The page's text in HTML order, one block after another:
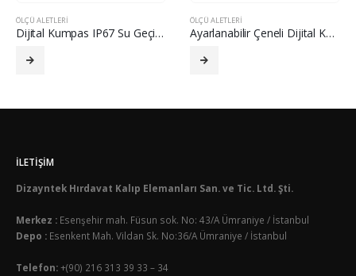
ÖLÇÜ ALETLERI
Dijital Kumpas IP67 Su Geçirmez – ASİMETO
ÖLÇÜ ALETLERI
Ayarlanabilir Çeneli Dijital Kumpas – ASİMETO
İLETIŞIM
Dizayntek Hırdavat Kalıp Elemanları San. ve Tic. Ltd. Şti.
Merkez : Esenşehir mah. Füsun sok. No: 43/A Ümraniye / İstanbul
Depo : Esenkent Mah. Vildan Sk. No:36/A Ümraniye / İstanbul
Telefon:+(90) 216 313 39 33 – 34